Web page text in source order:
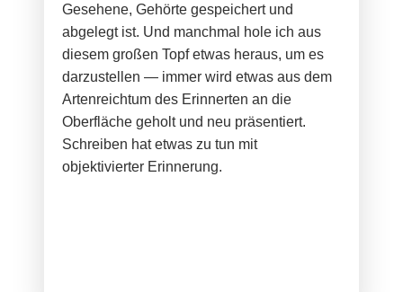
Gesehene, Gehörte gespeichert und
abgelegt ist. Und manchmal hole ich aus
diesem großen Topf etwas heraus, um es
darzustellen — immer wird etwas aus dem
Artenreichtum des Erinnerten an die
Oberfläche geholt und neu präsentiert.
Schreiben hat etwas zu tun mit
objektivierter Erinnerung.